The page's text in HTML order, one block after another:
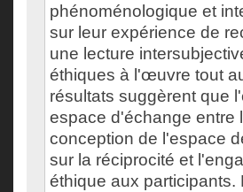
phénoménologique et
sur leur expérience de
une lecture
éthiques à l'œuvre tout
résultats suggèrent que
espace d'échange entre
conception de l'espace
sur la réciprocité et
éthique aux